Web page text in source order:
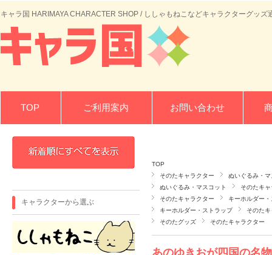
キャラ国 HARIMAYA CHARACTER SHOP / ししゃもねこなどキャラクターグッズ
TOP ご利用案内 お問い合わせ
TOP
そのたキャラクター
ぬいぐるみ・
ぬいぐるみ・マスコット
そのたキ
そのたキャラクター
キーホルダー
キーホルダー・ストラップ
そのた
そのたグッズ
そのたキャラクター
あのゆきおが四国の名
キャラクターから選ぶ